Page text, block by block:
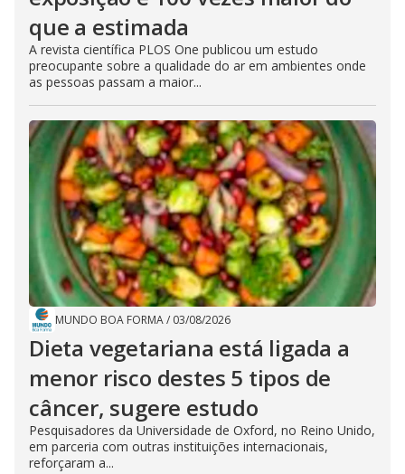
que a estimada
A revista científica PLOS One publicou um estudo
preocupante sobre a qualidade do ar em ambientes onde
as pessoas passam a maior...
MUNDO BOA FORMA/ 03/08/2026
Dieta vegetariana está ligada a
menor risco destes 5 tipos de
câncer, sugere estudo
Pesquisadores da Universidade de Oxford, no Reino Unido,
em parceria com outras instituições internacionais,
reforçaram a...